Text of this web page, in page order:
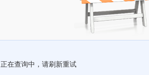
正在查询中，请刷新重试